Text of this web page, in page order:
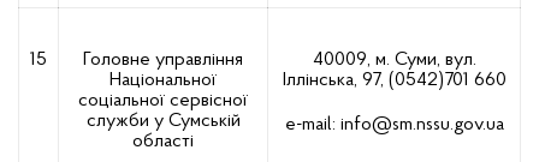
15
Головне управління
Національної
соціальної сервісної
служби у Сумській
області
40009, м. Суми, вул.
Іллінська, 97, (0542)701 660
е-mail: info@sm.nssu.gov.ua